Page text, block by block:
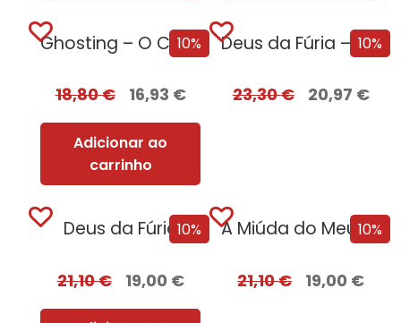
10%
Ghosting – O Caminho para o Sexo
18,80€ 16,93 €
Adicionar ao
carrinho
10%
Deus da Fúria – Edição com EDGES
23,30€ 20,97 €
10%
Deus da Fúria
21,10€ 19,00 €
10%
A Miúda do Meu Irmão – Edição...
21,10€ 19,00 €